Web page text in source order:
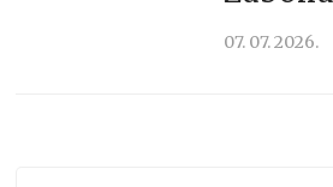
07. 07. 2026.